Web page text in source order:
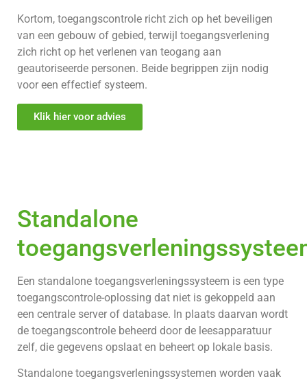
Kortom, toegangscontrole richt zich op het beveiligen
van een gebouw of gebied, terwijl toegangsverlening
zich richt op het verlenen van teogang aan
geautoriseerde personen. Beide begrippen zijn nodig
voor een effectief systeem.
Klik hier voor advies
Standalone
Een standalone toegangsverleningssysteem is een type
toegangscontrole-oplossing dat niet is gekoppeld aan
een centrale server of database. In plaats daarvan wordt
de toegangscontrole beheerd door de leesapparatuur
zelf, die gegevens opslaat en beheert op lokale basis.
Standalone toegangsverleningssystemen worden vaak